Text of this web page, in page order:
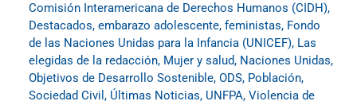
Comisión Interamericana de Derechos Humanos (CIDH),
Destacados, embarazo adolescente, feministas, Fondo
de las Naciones Unidas para la Infancia (UNICEF), Las
elegidas de la redacción, Mujer y salud, Naciones Unidas,
Objetivos de Desarrollo Sostenible, ODS, Población,
Sociedad Civil , Últimas Noticias, UNFPA, Violencia de